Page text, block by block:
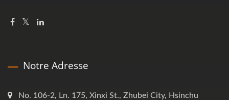
Notre Adresse
No. 106-2, Ln. 175, Xinxi St., Zhubei City, Hsinchu